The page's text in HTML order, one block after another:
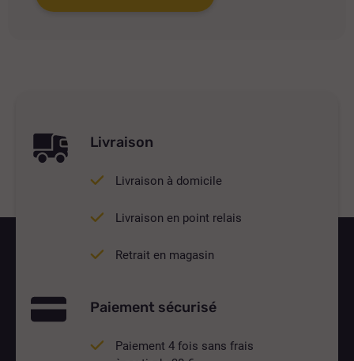
Livraison
Livraison à domicile
Livraison en point relais
Retrait en magasin
Paiement sécurisé
Paiement 4 fois sans frais